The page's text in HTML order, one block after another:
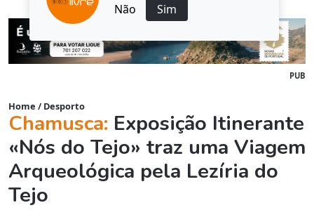
Não
Sim
PUB
Home / Desporto
Chamusca: Exposição Itinerante
«Nós do Tejo» traz uma Viagem
Arqueológica pela Lezíria do
Tejo